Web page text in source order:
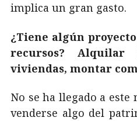
implica un gran gasto.
¿Tiene algún
recursos? Alquilar
viviendas, montar
No se ha llegado a este
venderse algo del